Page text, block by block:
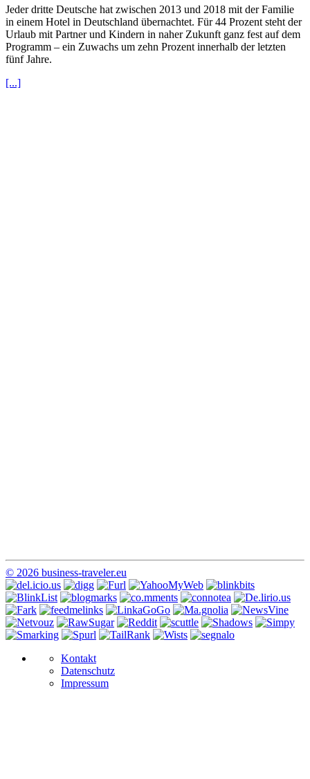
Jeder dritte Deutsche hat zwischen 2013 und 2018 mit der Familie
in einem Hotel in Deutschland übernachtet. Für 44 Prozent steht der
Urlaub mit Partner und Kindern in naher Zukunft ganz fest auf dem
Programm – ein Zuwachs um zehn Prozent innerhalb der letzten
fünf Jahre.
[...]
© 2026 business-traveler.eu
Kontakt
Datenschutz
Impressum